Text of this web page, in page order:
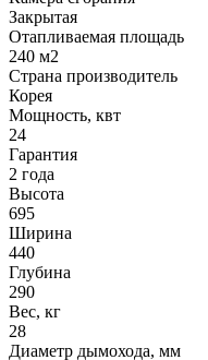
Закрытая
Отапливаемая площадь
240 м2
Страна производитель
Корея
Мощность, квт
24
Гарантия
2 года
Высота
695
Ширина
440
Глубина
290
Вес, кг
28
Диаметр дымохода, мм